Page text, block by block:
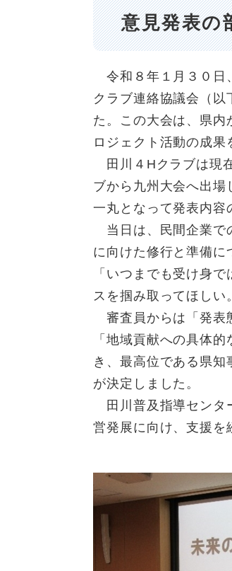
意見発表の
令和８年１月３０日
クラブ連絡協議会（
た。この大会は、県
ロジェクト活動の成果
田川４Hクラブは現
ブから九州大会へ出場
一丸となって発表内容
当日は、民間企業で
に向けた修行と準備に
「いつまでも受け身
スを掴み取ってほしい
審査員からは「発表
「地域貢献への具体
き、最高位である県
が決定しました。
田川普及指導センタ
営発展に向け、支援を